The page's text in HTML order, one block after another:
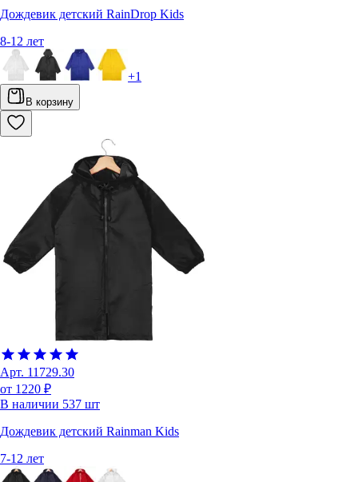
Дождевик детский RainDrop Kids
8-12 лет
+1
В корзину
Арт. 11729.30
от 1220 ₽
В наличии 537 шт
Дождевик детский Rainman Kids
7-12 лет